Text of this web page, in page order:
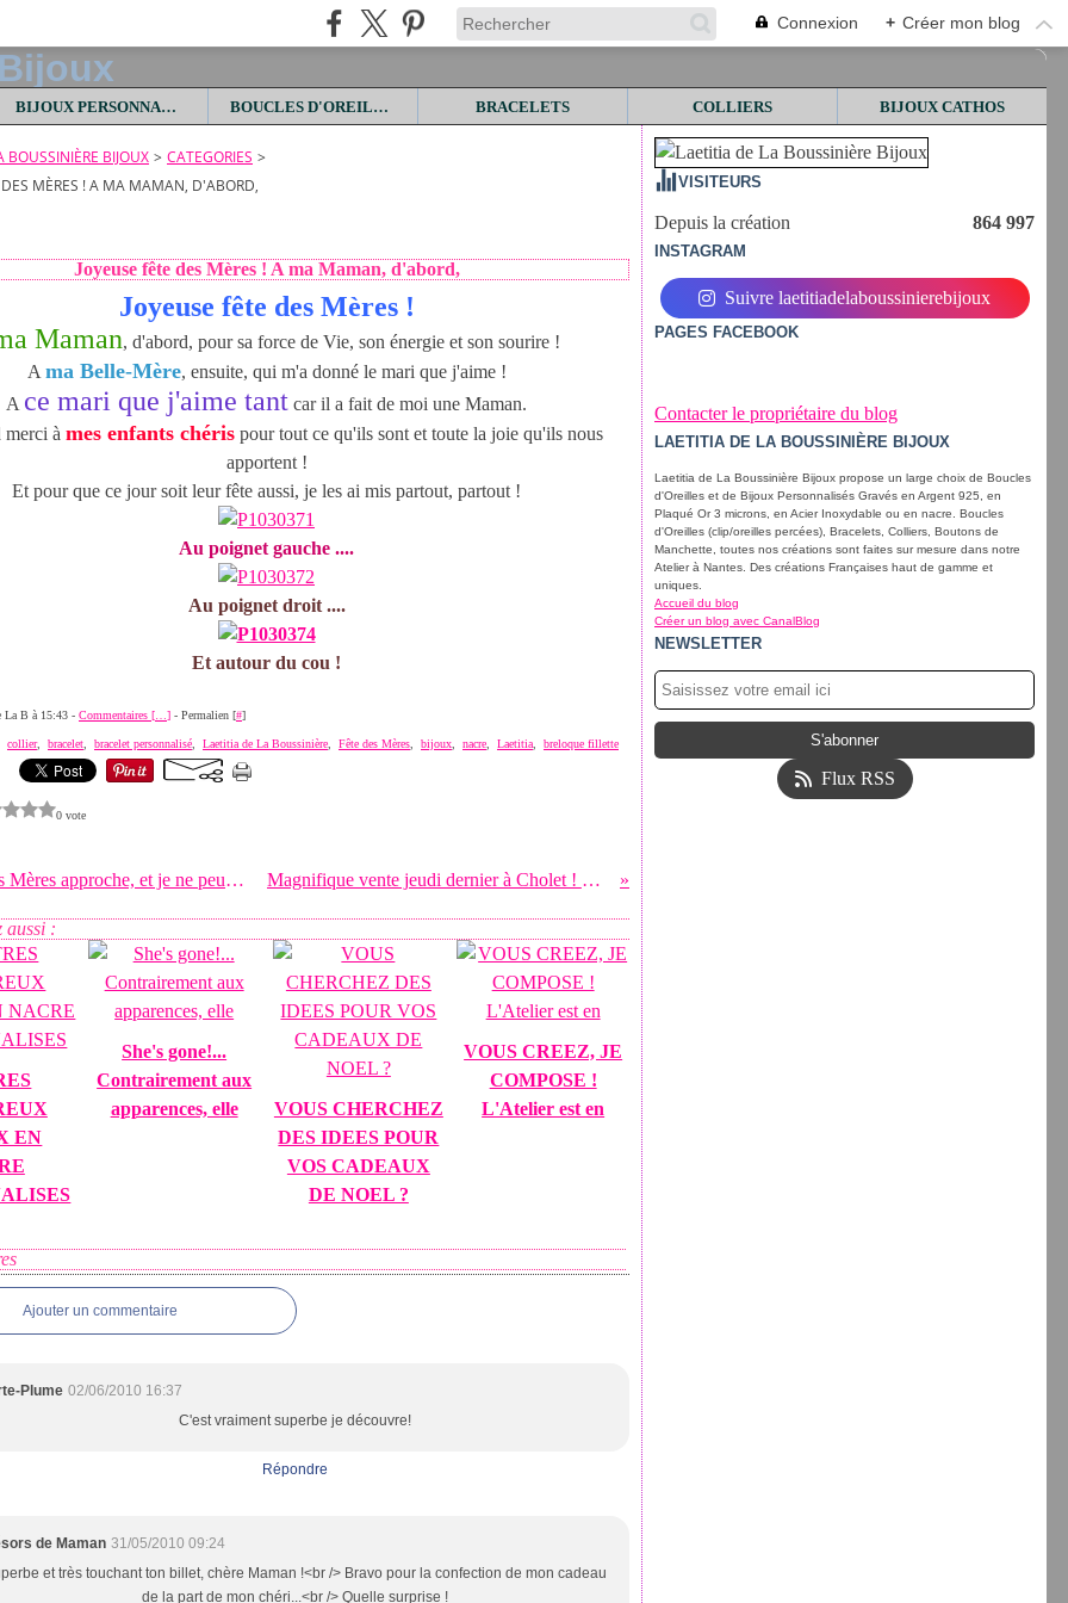
Connexion + Créer mon blog
BIJOUX PERSONNALISES BOUCLES D'OREILLES BRACELETS COLLIERS BIJOUX CATHOS
BOUSSINIÈRE BIJOUX > CATEGORIES >
DES MÈRES ! A MA MAMAN, D'ABORD,
Joyeuse fête des Mères ! A ma Maman, d'abord,
Joyeuse fête des Mères !
Maman, d'abord, pour sa force de Vie, son énergie et son sourire !
A ma Belle-Mère, ensuite, qui m'a donné le mari que j'aime !
A ce mari que j'aime tant car il a fait de moi une Maman.
à mes enfants chéris pour tout ce qu'ils sont et toute la joie qu'ils nous
apportent !
Et pour que ce jour soit leur fête aussi, je les ai mis partout, partout !
Au poignet gauche ....
Au poignet droit ....
Et autour du cou !
La B à 15:43 - Commentaires [ ] - Permalien [#]
collier, bracelet bracelet personnalisé Laetitia de La Boussinière Fête des Mères bijoux nacre Laetitia breloque fillette
0 vote
La fête des Mères approche, et je ne peux pas Magnifique vente jeudi dernier à Cholet ! Bravo
aussi :
EN
She's gone!...
Contrairement aux
apparences, elle
VOUS CHERCHEZ
DES IDEES POUR
VOS CADEAUX
DE NOEL ?
VOUS CREEZ, JE
COMPOSE !
L'Atelier est en
Ajouter un commentaire
Plume 02/06/2010 16:37
C'est vraiment superbe je découvre!
Répondre
de Maman 31/05/2010 09:24
et très touchant ton billet, chère Maman !<br /> Bravo pour la confection de mon cadeau
de la part de mon chéri...<br /> Quelle surprise !
VISITEURS
Depuis la création 864 997
INSTAGRAM
Suivre laetitiadelaboussinierebijoux
PAGES FACEBOOK
Contacter le propriétaire du blog
LAETITIA DE LA BOUSSINIÈRE BIJOUX
Laetitia de La Boussinière Bijoux propose un large choix de Boucles
d'Oreilles et de Bijoux Personnalisés Gravés en Argent 925, en
Plaqué Or 3 microns, en Acier Inoxydable ou en nacre. Boucles
d'Oreilles (clip/oreilles percées), Bracelets, Colliers, Boutons de
Manchette, toutes nos créations sont faites sur mesure dans notre
Atelier à Nantes. Des créations Françaises haut de gamme et
uniques.
Accueil du blog
Créer un blog avec CanalBlog
NEWSLETTER
Flux RSS